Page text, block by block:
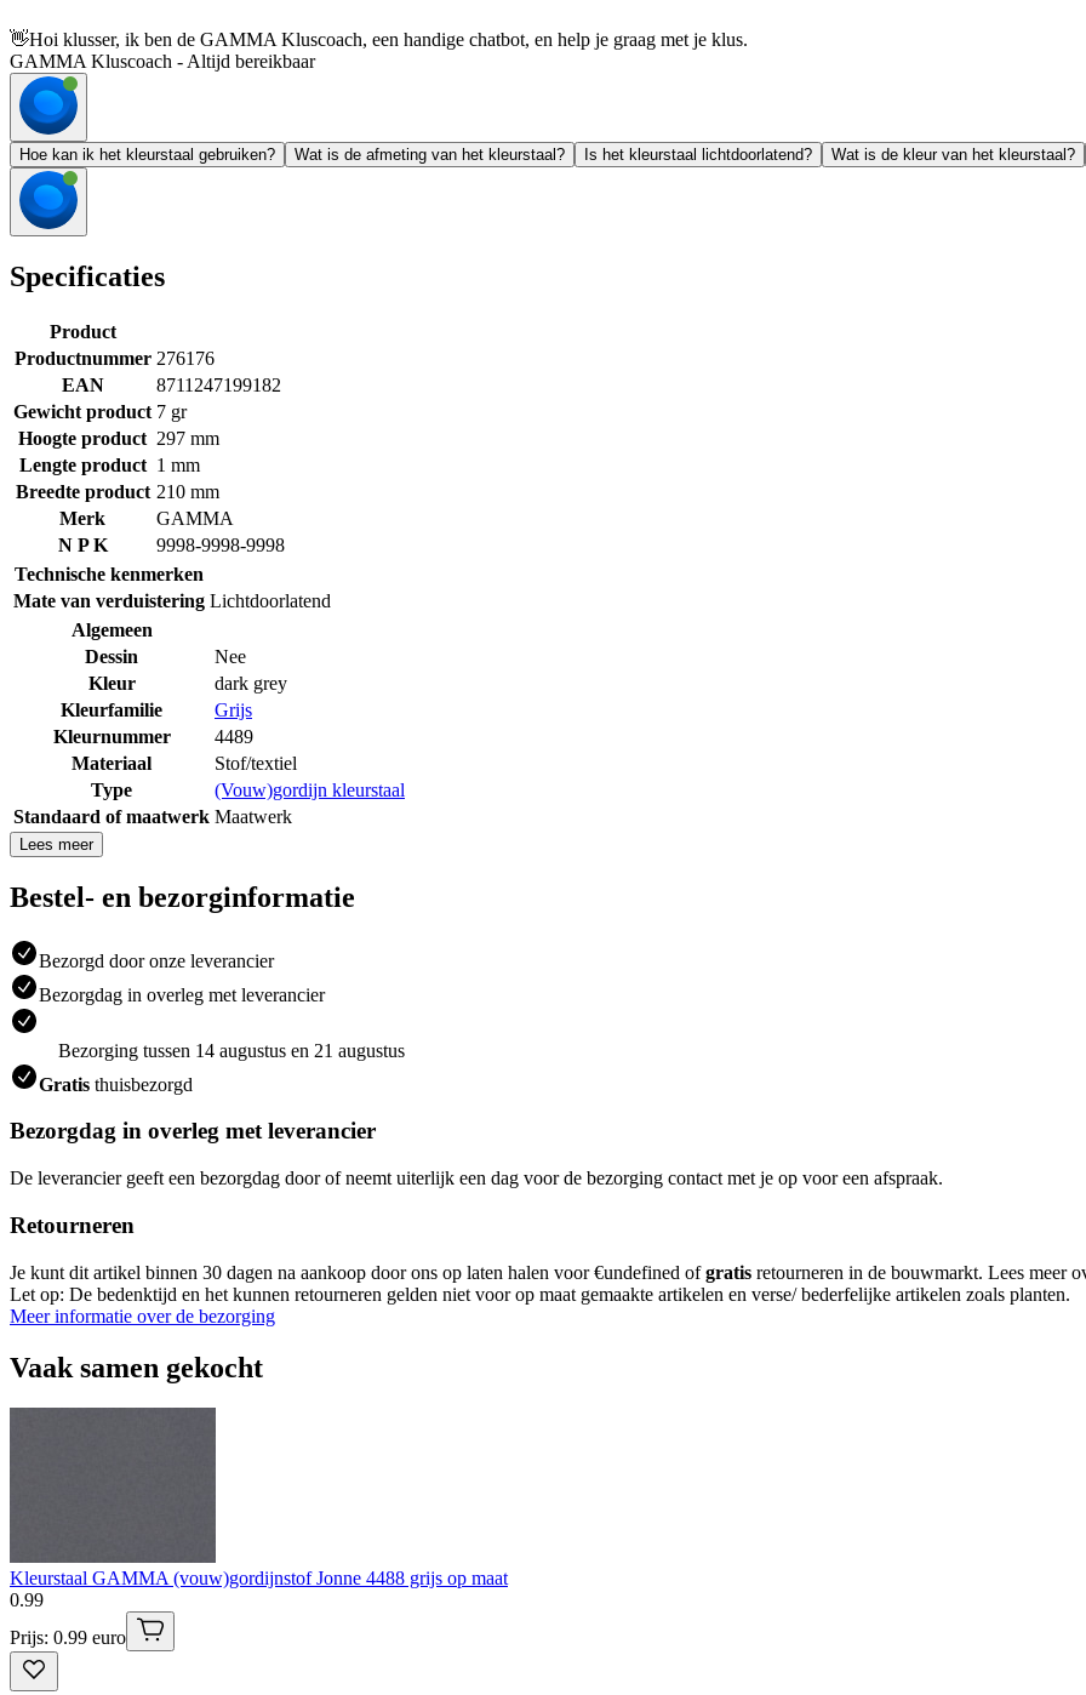
👋Hoi klusser, ik ben de GAMMA Kluscoach, een handige chatbot, en help je graag met je klus.
GAMMA Kluscoach - Altijd bereikbaar
Hoe kan ik het kleurstaal gebruiken? Wat is de afmeting van het kleurstaal? Is het kleurstaal lichtdoorlatend? Wat is de kleur van het kleurstaal?
Specificaties
Product
Productnummer 276176
EAN
8711247199182
Gewicht product 7 gr
Hoogte product 297 mm
Lengte product 1 mm
Breedte product 210 mm
Merk
GAMMA
N P K
9998-9998-9998
Technische kenmerken
Mate van verduistering Lichtdoorlatend
Algemeen
Dessin
Nee
Kleur
dark grey
Kleurfamilie
Grijs
Kleurnummer
4489
Materiaal
Stof/textiel
Type
(Vouw)gordijn kleurstaal
Standaard of maatwerk Maatwerk
Lees meer
Bestel- en bezorginformatie
Bezorgd door onze leverancier
Bezorgdag in overleg met leverancier
Bezorging tussen 14 augustus en 21 augustus
Gratis thuisbezorgd
Bezorgdag in overleg met leverancier
De leverancier geeft een bezorgdag door of neemt uiterlijk een dag voor de bezorging contact met je op voor een afspraak.
Retourneren
Je kunt dit artikel binnen 30 dagen na aankoop door ons op laten halen voor €undefined ofgratis retourneren in de bouwmarkt. Lees meer
Let op: De bedenktijd en het kunnen retourneren gelden niet voor op maat gemaakte artikelen en verse/ bederfelijke artikelen zoals planten.
Meer informatie over de bezorging
Vaak samen gekocht
Kleurstaal GAMMA (vouw)gordijnstof Jonne 4488 grijs op maat
0.99
Prijs: 0.99 euro